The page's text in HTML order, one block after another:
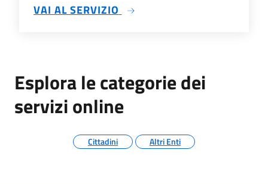
VAI AL SERVIZIO SU TRASPARENZA
Esplora le categorie dei
servizi online
Cittadini Altri Enti